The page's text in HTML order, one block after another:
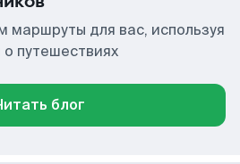
маршруты для вас, используя
путешествиях
блог